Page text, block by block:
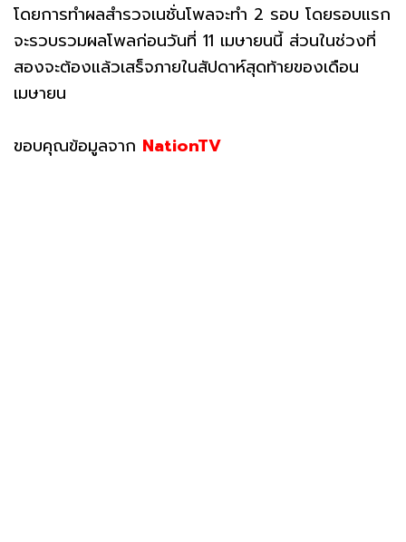
โดยการทำผลสำรวจเนชั่นโพลจะทำ 2 รอบ โดยรอบแรก
จะรวบรวมผลโพลก่อนวันที่ 11 เมษายนนี้ ส่วนในช่วงที่
สองจะต้องแล้วเสร็จภายในสัปดาห์สุดท้ายของเดือน
เมษายน
ขอบคุณข้อมูลจาก NationTV